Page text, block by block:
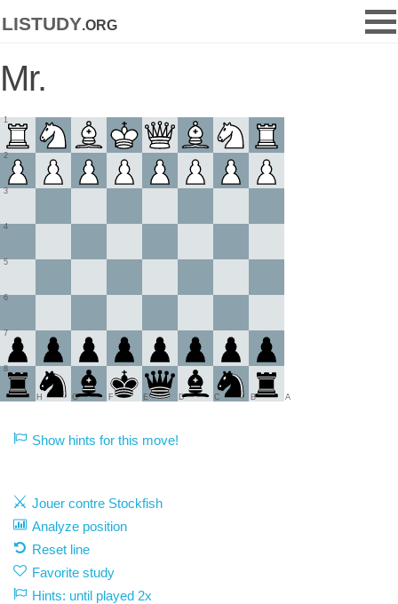
listudy.org
Mr.
1
2
3
4
5
6
7
8
A
B
C
D
E
F
G
H
Show hints for this move!
Jouer contre Stockfish
Analyze position
Reset line
Favorite study
Hints: until played 2x